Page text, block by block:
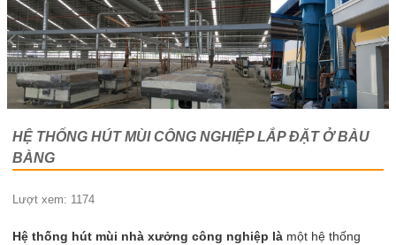
HỆ THỐNG HÚT MÙI CÔNG NGHIỆP LẮP ĐẶT Ở BÀU
BÀNG
Lượt xem: 1174
Hệ thống hút mùi nhà xưởng công nghiệp là một hệ thống